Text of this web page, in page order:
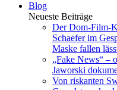
Blog
Neueste Beiträge
Der Dom-Film-
Schaefer im
Maske fallen
„Fake News“ –
Jaworski
Von riskanten